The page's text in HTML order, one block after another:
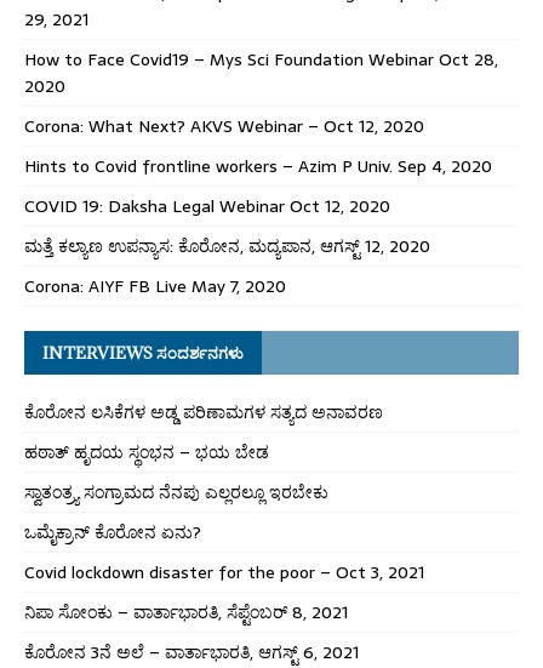
29, 2021
How to Face Covid19 – Mys Sci Foundation Webinar Oct 28,
2020
Corona: What Next? AKVS Webinar – Oct 12, 2020
Hints to Covid frontline workers – Azim P Univ. Sep 4, 2020
COVID 19: Daksha Legal Webinar Oct 12, 2020
ಮತ್ತೆ ಕಲ್ಯಾಣ ಉಪನ್ಯಾಸ: ಕೊರೋನ, ಮದ್ಯಪಾನ, ಆಗಸ್ಟ್ 12, 2020
Corona: AIYF FB Live May 7, 2020
INTERVIEWS ಸಂದರ್ಶನಗಳು
ಕೊರೋನ ಲಸಿಕೆಗಳ ಅಡ್ಡ ಪರಿಣಾಮಗಳ ಸತ್ಯದ ಅನಾವರಣ
ಹಠಾತ್ ಹೃದಯ ಸ್ಥಂಭನ – ಭಯ ಬೇಡ
ಸ್ವಾತಂತ್ರ್ಯ ಸಂಗ್ರಾಮದ ನೆನಪು ಎಲ್ಲರಲ್ಲೂ ಇರಬೇಕು
ಒಮೈಕ್ರಾನ್ ಕೊರೋನ ಏನು?
Covid lockdown disaster for the poor – Oct 3, 2021
ನಿಪಾ ಸೋಂಕು – ವಾರ್ತಾಭಾರತಿ, ಸೆಪ್ಟೆಂಬರ್ 8, 2021
ಕೊರೋನ 3ನೆ ಅಲೆ – ವಾರ್ತಾಭಾರತಿ, ಆಗಸ್ಟ್ 6, 2021